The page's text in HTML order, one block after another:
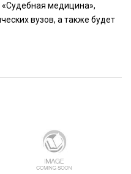
медицина»,
вузов, а также будет